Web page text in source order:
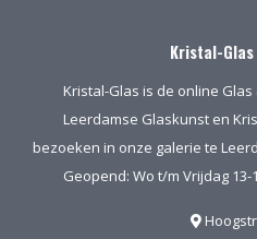
Kristal-
Kristal-Glas is de online
Leerdamse Glaskunst en
bezoeken in onze galerie te
Geopend: Wo t/m Vrijdag